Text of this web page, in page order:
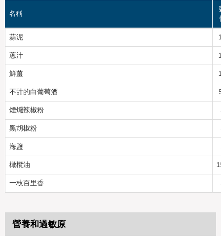
名稱
蒜泥
蔥汁
鮮薑
不甜的白葡萄酒
煙燻辣椒粉
黑胡椒粉
海鹽
橄欖油
一枝百里香
營養和過敏原